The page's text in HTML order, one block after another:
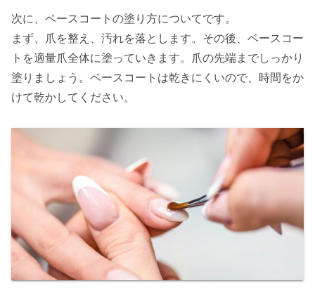
次に、ベースコートの塗り方についてです。
まず、爪を整え、汚れを落とします。その後、ベースコー
トを適量爪全体に塗っていきます。爪の先端までしっかり
塗りましょう。ベースコートは乾きにくいので、時間をか
けて乾かしてください。